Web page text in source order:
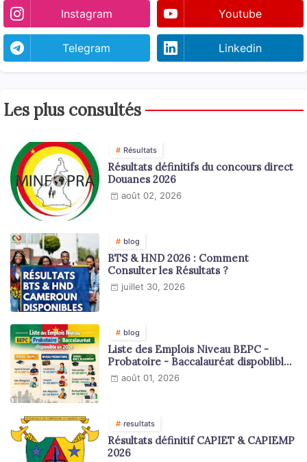
Instagram Youtube
Telegram Linkedin
Les plus consultés
Résultats
Résultats définitifs du concours direct
Douanes 2026
août 02, 2026
blog
BTS & HND 2026 : Comment
Consulter les Résultats ?
juillet 30, 2026
blog
Liste des Emplois Niveau BEPC -
Probatoire - Baccalauréat dispoblible
en 2026
août 01, 2026
resultats
Résultats définitif CAPIET & CAPIEMP
2026